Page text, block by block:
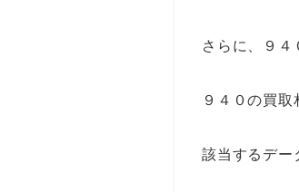
さらに、９４
９４０の買
該当するデー